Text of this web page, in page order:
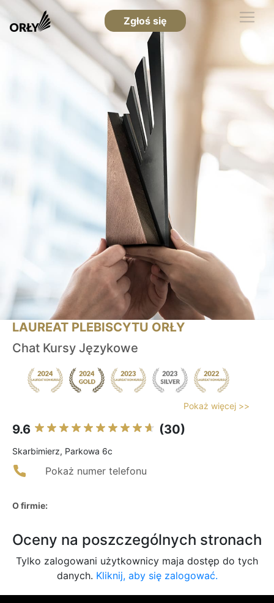
Zgłoś się
LAUREAT PLEBISCYTU ORŁY
Chat Kursy Językowe
Pokaż więcej >>
9.6 (30)
Skarbimierz, Parkowa 6c
Pokaż numer telefonu
O firmie:
Oceny na poszczególnych stronach
Tylko zalogowani użytkownicy maja dostęp do tych
danych. Kliknij, aby się zalogować.